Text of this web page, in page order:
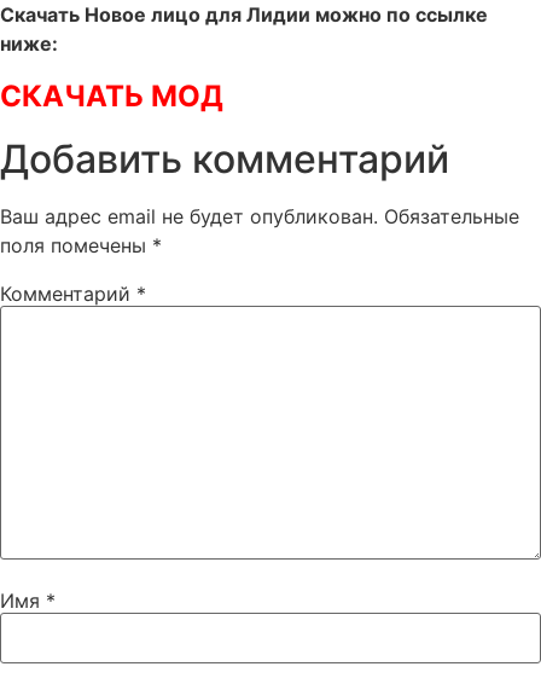
Скачать Новое лицо для Лидии можно по ссылке
ниже:
СКАЧАТЬ МОД
Добавить комментарий
Ваш адрес email не будет опубликован. Обязательные
поля помечены *
Комментарий *
Имя *